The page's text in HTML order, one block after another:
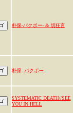
朴保-パクポー- & 切狂言
朴保 -パクポー-
SYSTEMATIC DEATH//SEE
YOU IN HELL